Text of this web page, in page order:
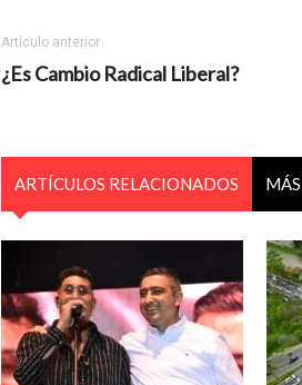
Artículo anterior
¿Es Cambio Radical Liberal?
ARTÍCULOS RELACIONADOS